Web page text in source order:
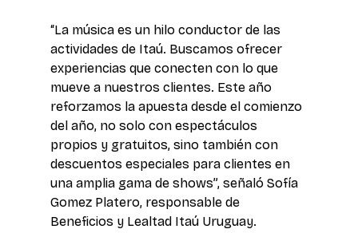
“La música es un hilo conductor de las
actividades de Itaú. Buscamos ofrecer
experiencias que conecten con lo que
mueve a nuestros clientes. Este año
reforzamos la apuesta desde el comienzo
del año, no solo con espectáculos
propios y gratuitos, sino también con
descuentos especiales para clientes en
una amplia gama de shows”, señaló Sofía
Gomez Platero, responsable de
Beneficios y Lealtad Itaú Uruguay.